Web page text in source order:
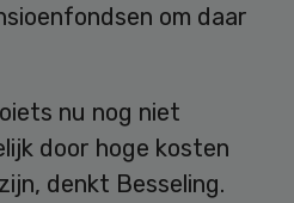
om daar
nu nog niet
door hoge kosten
denkt Besseling.